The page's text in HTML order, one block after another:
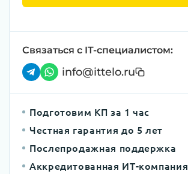
Связаться с IT-специалистом:
info@ittelo.ru
Подготовим КП за 1 час
Честная гарантия до 5 лет
Послепродажная поддержка
Аккредитованная ИТ-компания